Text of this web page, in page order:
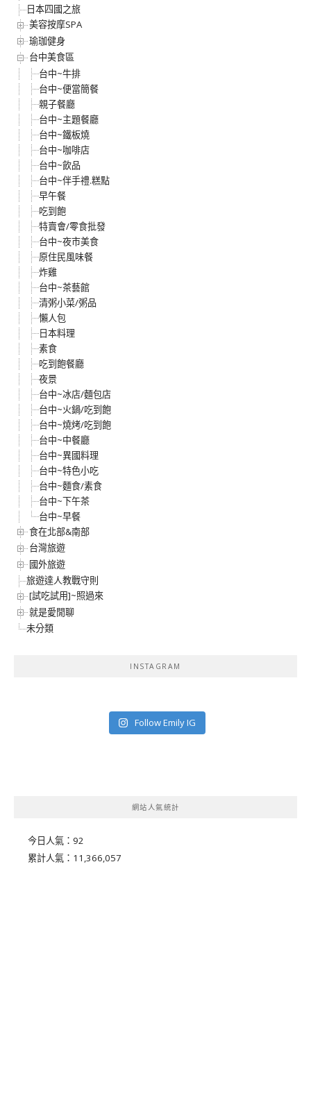
日本四國之旅
美容按摩SPA
瑜珈健身
台中美食區
台中~牛排
台中~便當簡餐
親子餐廳
台中~主題餐廳
台中~鐵板燒
台中~咖啡店
台中~飲品
台中~伴手禮.糕點
早午餐
吃到飽
特賣會/零食批發
台中~夜市美食
原住民風味餐
炸雞
台中~茶藝館
清粥小菜/粥品
懶人包
日本料理
素食
吃到飽餐廳
夜景
台中~冰店/麵包店
台中~火鍋/吃到飽
台中~燒烤/吃到飽
台中~中餐廳
台中~異國料理
台中~特色小吃
台中~麵食/素食
台中~下午茶
台中~早餐
食在北部&南部
台灣旅遊
國外旅遊
旅遊達人教戰守則
[試吃試用]~照過來
就是愛閒聊
未分類
INSTAGRAM
Follow Emily IG
網站人氣統計
今日人氣： 92
累計人氣： 11,366,057